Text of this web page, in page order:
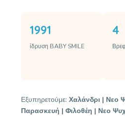
1991
ίδρυση BABY SMILE
4
Εξυπηρετούμε: Χαλάνδρι | Νεο
Παρασκευή | Φιλοθέη | Νεο